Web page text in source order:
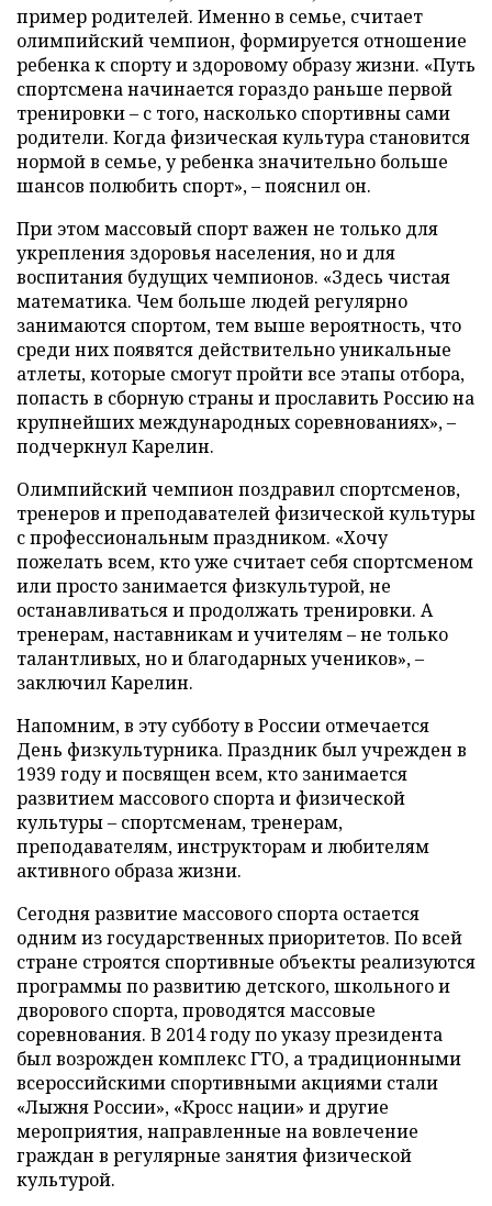
пример родителей. Именно в семье, считает
олимпийский чемпион, формируется отношение
ребенка к спорту и здоровому образу жизни. «Путь
спортсмена начинается гораздо раньше первой
тренировки – с того, насколько спортивны сами
родители. Когда физическая культура становится
нормой в семье, у ребенка значительно больше
шансов полюбить спорт», – пояснил он.
При этом массовый спорт важен не только для
укрепления здоровья населения, но и для
воспитания будущих чемпионов. «Здесь чистая
математика. Чем больше людей регулярно
занимаются спортом, тем выше вероятность, что
среди них появятся действительно уникальные
атлеты, которые смогут пройти все этапы отбора,
попасть в сборную страны и прославить Россию на
крупнейших международных соревнованиях», –
подчеркнул Карелин.
Олимпийский чемпион поздравил спортсменов,
тренеров и преподавателей физической культуры
с профессиональным праздником. «Хочу
пожелать всем, кто уже считает себя спортсменом
или просто занимается физкультурой, не
останавливаться и продолжать тренировки. А
тренерам, наставникам и учителям – не только
талантливых, но и благодарных учеников», –
заключил Карелин.
Напомним, в эту субботу в России отмечается
День физкультурника. Праздник был учрежден в
1939 году и посвящен всем, кто занимается
развитием массового спорта и физической
культуры – спортсменам, тренерам,
преподавателям, инструкторам и любителям
активного образа жизни.
Сегодня развитие массового спорта остается
одним из государственных приоритетов. По всей
стране строятся спортивные объекты реализуются
программы по развитию детского, школьного и
дворового спорта, проводятся массовые
соревнования. В 2014 году по указу президента
был возрожден комплекс ГТО, а традиционными
всероссийскими спортивными акциями стали
«Лыжня России», «Кросс нации» и другие
мероприятия, направленные на вовлечение
граждан в регулярные занятия физической
культурой.